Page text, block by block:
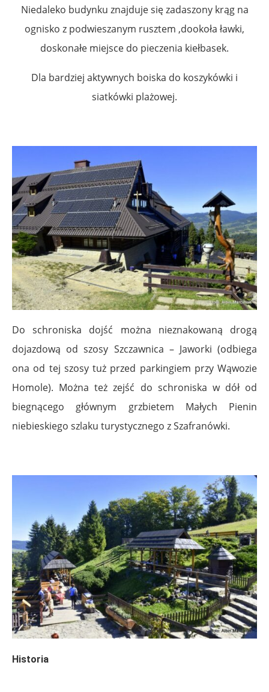
Niedaleko budynku znajduje się zadaszony krąg na
ognisko z podwieszanym rusztem ,dookoła ławki,
doskonałe miejsce do pieczenia kiełbasek.
Dla bardziej aktywnych boiska do koszykówki i
siatkówki plażowej.
Do schroniska dojść można nieznakowaną drogą
dojazdową od szosy Szczawnica – Jaworki (odbiega
ona od tej szosy tuż przed parkingiem przy Wąwozie
Homole). Można też zejść do schroniska w dół od
biegnącego głównym grzbietem Małych Pienin
niebieskiego szlaku turystycznego z Szafranówki.
Historia